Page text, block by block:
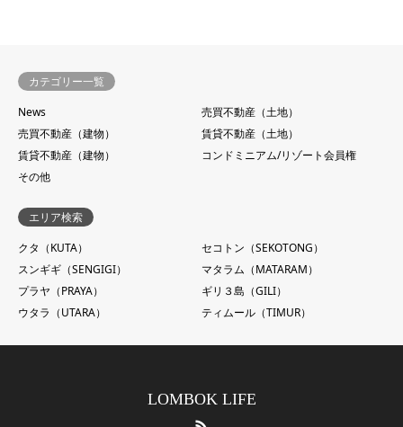
カテゴリー一覧
News
売買不動産（土地）
売買不動産（建物）
賃貸不動産（土地）
賃貸不動産（建物）
コンドミニアム/リゾート会員権
その他
エリア検索
クタ（KUTA）
セコトン（SEKOTONG）
スンギギ（SENGIGI）
マタラム（MATARAM）
プラヤ（PRAYA）
ギリ３島（GILI）
ウタラ（UTARA）
ティムール（TIMUR）
LOMBOK LIFE